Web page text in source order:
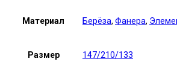
Материал Берёза, Фанера,
Размер 147/210/133